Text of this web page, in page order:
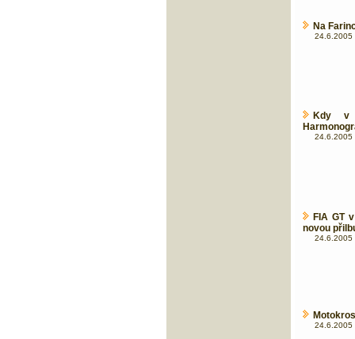
Na
24.6.2005
Kdy v
24.6.2005
FIA GT
novou
24.6.2005
24.6.2005